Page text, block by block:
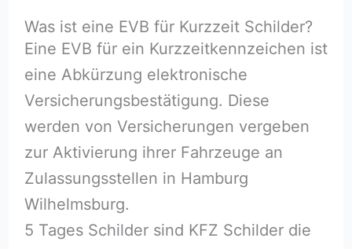
Was ist eine EVB für Kurzzeit Schilder?
Eine EVB für ein Kurzzeitkennzeichen ist
eine Abkürzung elektronische
Versicherungsbestätigung. Diese
werden von Versicherungen vergeben
zur Aktivierung ihrer Fahrzeuge an
Zulassungsstellen in Hamburg
Wilhelmsburg.
5 Tages Schilder sind KFZ Schilder die